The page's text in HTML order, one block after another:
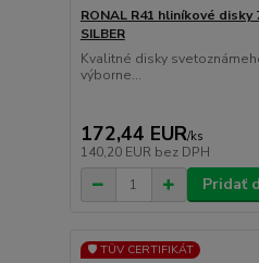
RONAL R41 hliníkové disky
SILBER
Kvalitné disky
výborne...
172,44 EUR/ks
140,20 EUR bez DPH
Pridať
🛡️ TÜV CERTIFIKÁT